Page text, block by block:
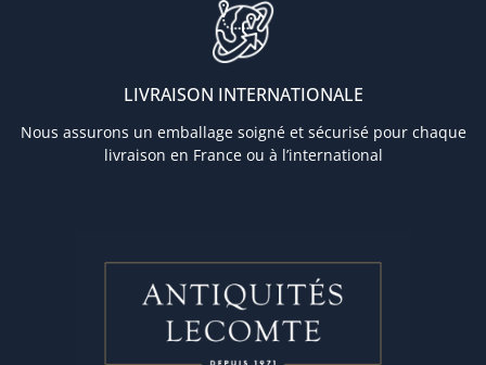
LIVRAISON INTERNATIONALE
Nous assurons un emballage soigné et sécurisé pour chaque
livraison en France ou à l’international